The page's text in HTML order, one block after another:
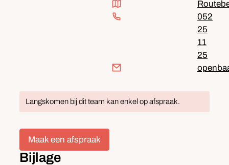
052
25
11
25
Langskomen bij dit team kan enkel op afspraak.
Maak een afspraak
Bijlage